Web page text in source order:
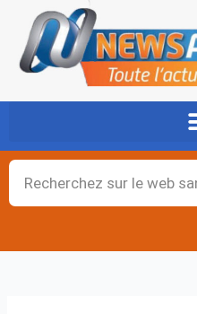
contenu
Rechercher